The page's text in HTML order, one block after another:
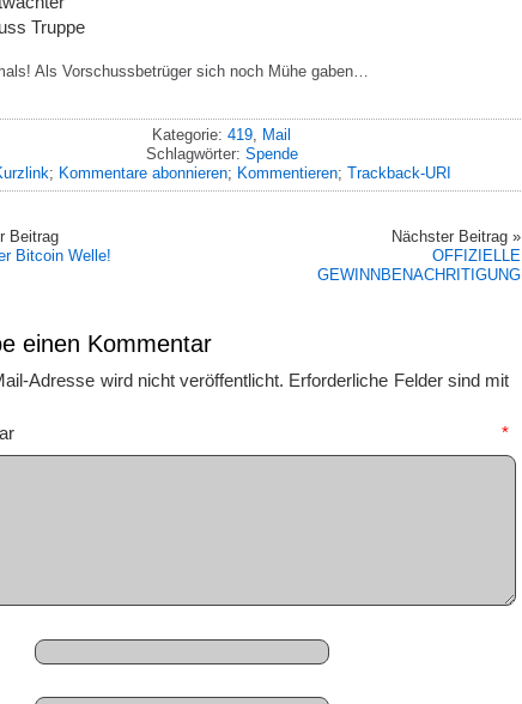
Truppe
Als Vorschussbetrüger sich noch Mühe gaben…
Kategorie: 419
Mail
Schlagwörter: Spende
; Kommentare abonnieren; Kommentieren; Trackback-URI
Beitrag
Bitcoin Welle!
Nächster Beitrag »
OFFIZIELLE
GEWINNBENACHRITIGUNG
einen Kommentar
Adresse wird nicht veröffentlicht. Erforderliche Felder sind mit
*